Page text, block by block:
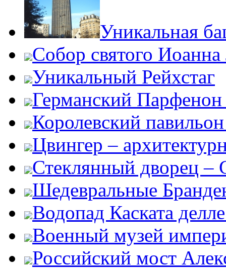
Уникальная
Собор святого Иоанна
Уникальный Рейхстаг
Германский Парфенон
Королевский
Цвингер –
Стеклянный дворец –
Шедевральные
Водопад Каската
Военный музей
Российский мост